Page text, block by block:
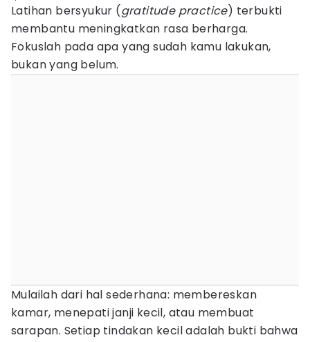
Latihan bersyukur (gratitude practice) terbukti
membantu meningkatkan rasa berharga.
Fokuslah pada apa yang sudah kamu lakukan,
bukan yang belum.
Mulailah dari hal sederhana: membereskan
kamar, menepati janji kecil, atau membuat
sarapan. Setiap tindakan kecil adalah bukti bahwa